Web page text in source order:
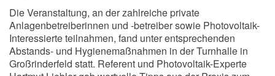
Die Veranstaltung, an der zahlreiche private
Anlagenbetreiberinnen und -betreiber sowie Photovoltaik-
Interessierte teilnahmen, fand unter entsprechenden
Abstands- und Hygienemaßnahmen in der Turnhalle in
Großrinderfeld statt. Referent und Photovoltaik-Experte